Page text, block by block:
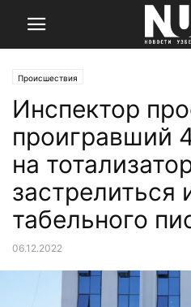
Происшествия
Инспектор
проигравший
на
застрелиться
табельного
06.12.2022